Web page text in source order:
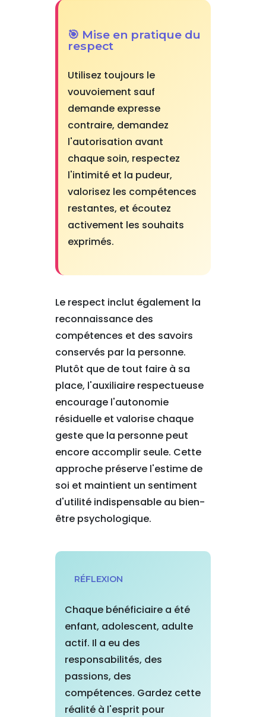
🎯 Mise en pratique du
respect
Utilisez toujours le
vouvoiement sauf
demande expresse
contraire, demandez
l'autorisation avant
chaque soin, respectez
l'intimité et la pudeur,
valorisez les compétences
restantes, et écoutez
activement les souhaits
exprimés.
Le respect inclut également la
reconnaissance des
compétences et des savoirs
conservés par la personne.
Plutôt que de tout faire à sa
place, l'auxiliaire respectueuse
encourage l'autonomie
résiduelle et valorise chaque
geste que la personne peut
encore accomplir seule. Cette
approche préserve l'estime de
soi et maintient un sentiment
d'utilité indispensable au bien-
être psychologique.
RÉFLEXION
Chaque bénéficiaire a été
enfant, adolescent, adulte
actif. Il a eu des
responsabilités, des
passions, des
compétences. Gardez cette
réalité à l'esprit pour